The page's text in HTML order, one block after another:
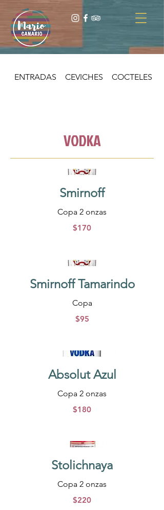
ENTRADAS CEVICHES COCTELES
VODKA
Smirnoff
Copa 2 onzas
$170
Smirnoff Tamarindo
Copa
$95
Absolut Azul
Copa 2 onzas
$180
Stolichnaya
Copa 2 onzas
$220